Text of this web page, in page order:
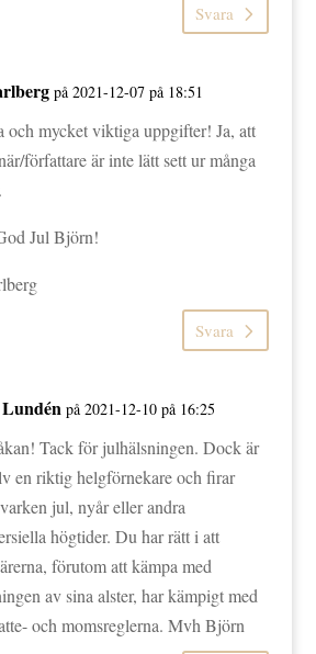
Svara
på 2021-12-07 på 18:51
och mycket viktiga uppgifter! Ja, att
författare är inte lätt sett ur många
Jul Björn!
Svara
på 2021-12-10 på 16:25
Tack för julhälsningen. Dock är
en riktig helgförnekare och firar
jul, nyår eller andra
högtider. Du har rätt i att
förutom att kämpa med
av sina alster, har kämpigt med
och momsreglerna. Mvh Björn